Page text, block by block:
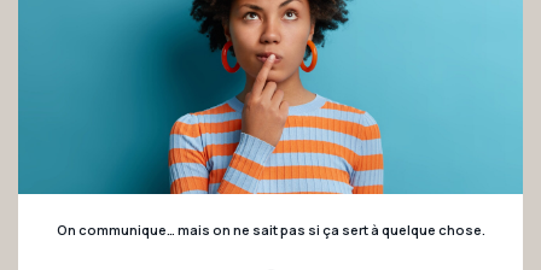
On communique… mais on ne sait pas si ça sert à quelque chose.